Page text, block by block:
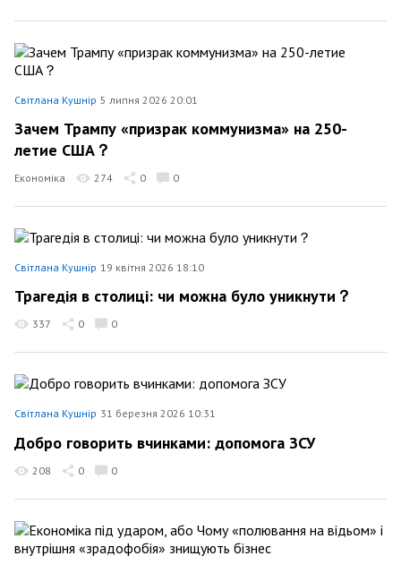
Світлана Кушнір 5 липня 2026 20:01
Зачем Трампу «призрак коммунизма» на 250-
летие США？
Економіка 274 0 0
Світлана Кушнір 19 квітня 2026 18:10
Трагедія в столиці: чи можна було уникнути？
337 0 0
Світлана Кушнір 31 березня 2026 10:31
Добро говорить вчинками: допомога ЗСУ
208 0 0